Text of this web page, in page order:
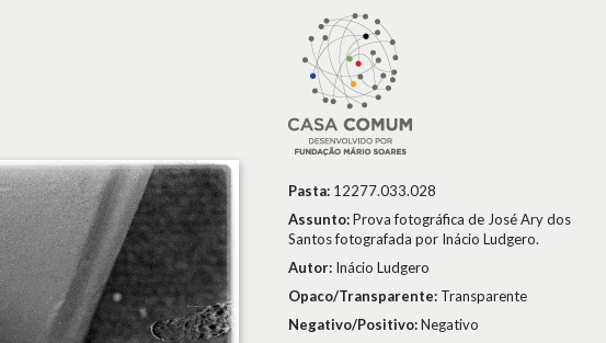
Pasta: 12277.033.028
Assunto:Prova fotográfica de José Ary dos
Santos fotografada por Inácio Ludgero.
Autor: Inácio Ludgero
Opaco/Transparente: Transparente
Negativo/Positivo:Negativo